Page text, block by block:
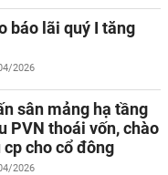
báo lãi quý I tăng
2026
sân mảng hạ tầng
PVN thoái vốn, chào
cho cổ đông
2026